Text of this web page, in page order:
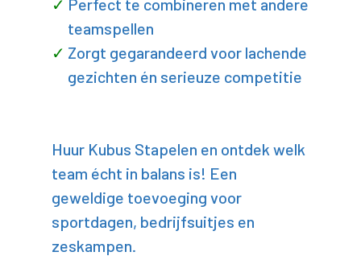
Perfect te combineren met andere
teamspellen
Zorgt gegarandeerd voor lachende
gezichten én serieuze competitie
Huur Kubus Stapelen en ontdek welk
team écht in balans is! Een
geweldige toevoeging voor
sportdagen, bedrijfsuitjes en
zeskampen.